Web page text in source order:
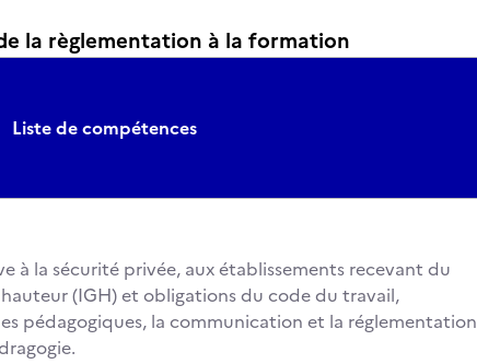
la règlementation à la formation
Liste de compétences
à la sécurité privée, aux établissements recevant du
(IGH) et obligations du code du travail,
pédagogiques, la communication et la réglementation